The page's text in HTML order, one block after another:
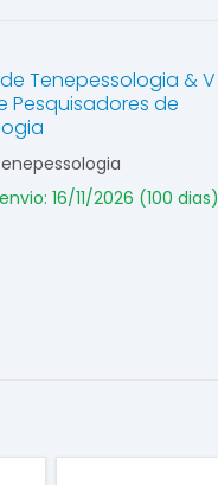
Tenepessologia & V
Pesquisadores de
16/11/2026 (100 dias)